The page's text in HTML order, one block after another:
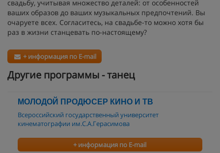
свадьбу, учитывая множество деталей: от особенностей
ваших образов до ваших музыкальных предпочтений. Вы
очаруете всех. Согласитесь, на свадьбе-то можно хотя бы
раз в жизни станцевать по-настоящему?
+ информация по E-mail
Другие программы - танец
МОЛОДОЙ ПРОДЮСЕР КИНО И ТВ
Всероссийский государственный университет
кинематографии им.С.А.Герасимова
+ информация по E-mail